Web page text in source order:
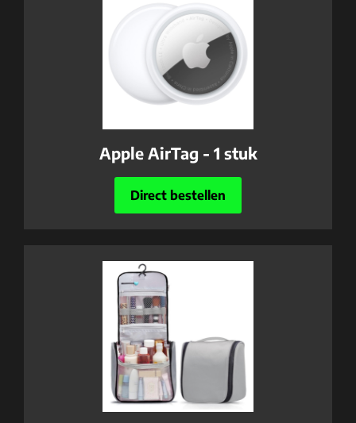
Apple AirTag - 1 stuk
Direct bestellen